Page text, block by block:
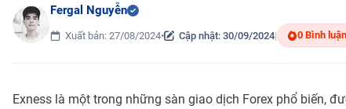
Fergal Nguyễn
Xuất bản: 27/08/2024• Cập nhật: 30/09/2024| 0 Bình luận
Exness là một trong những sàn giao dịch Forex phổ biến,